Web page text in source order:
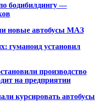
бодибилдингу —
новые автобусы МАЗ
гуманоид установил
производство
на предприятии
курсировать автобусы